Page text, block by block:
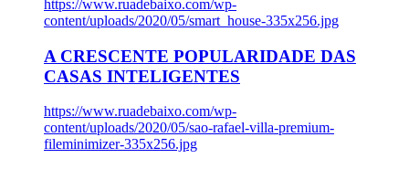
https://www.ruadebaixo.com/wp-
content/uploads/2020/05/smart_house-335x256.jpg
A CRESCENTE POPULARIDADE DAS
CASAS INTELIGENTES
https://www.ruadebaixo.com/wp-
content/uploads/2020/05/sao-rafael-villa-premium-
fileminimizer-335x256.jpg